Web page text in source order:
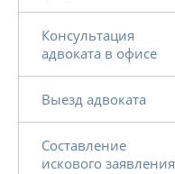
Консультация
адвоката в офисе
Выезд адвоката
Составление
искового заявления